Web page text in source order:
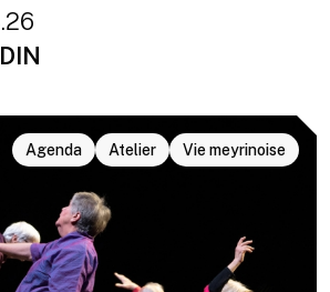
Agenda Atelier Vie meyrinoise